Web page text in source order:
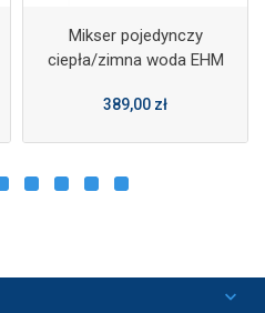
Mikser pojedynczy
ciepła/zimna woda EHM
Reich
389,00 zł
keyboard_arrow_down